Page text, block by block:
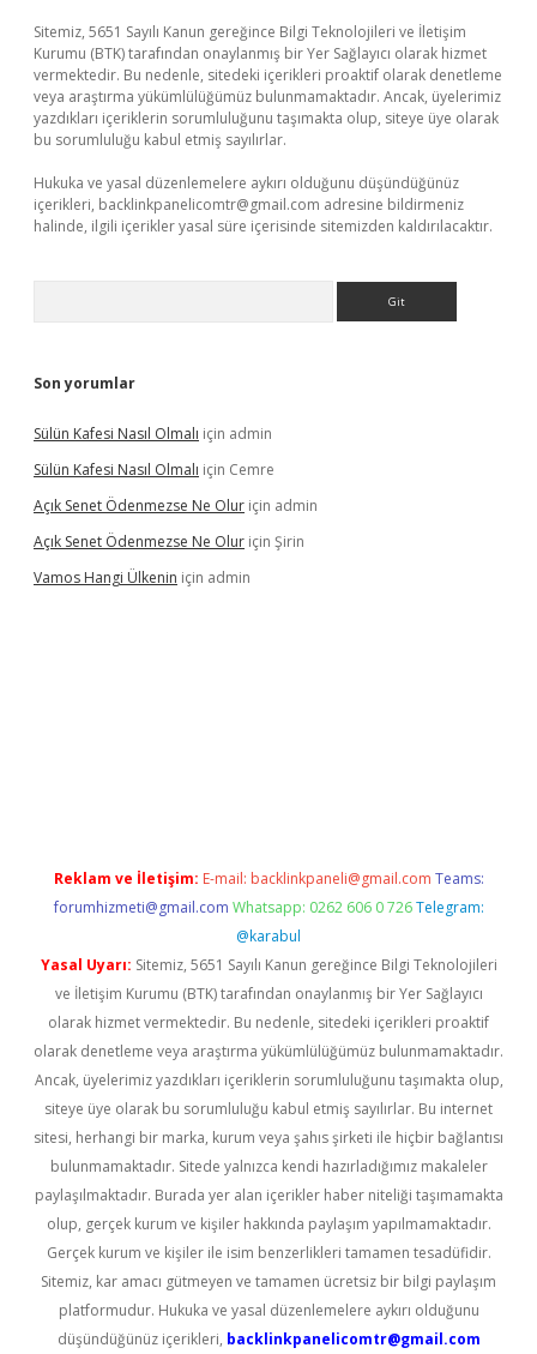
Sitemiz, 5651 Sayılı Kanun gereğince Bilgi Teknolojileri ve İletişim
Kurumu (BTK) tarafından onaylanmış bir Yer Sağlayıcı olarak hizmet
vermektedir. Bu nedenle, sitedeki içerikleri proaktif olarak denetleme
veya araştırma yükümlülüğümüz bulunmamaktadır. Ancak, üyelerimiz
yazdıkları içeriklerin sorumluluğunu taşımakta olup, siteye üye olarak
bu sorumluluğu kabul etmiş sayılırlar.
Hukuka ve yasal düzenlemelere aykırı olduğunu düşündüğünüz
içerikleri, backlinkpanelicomtr@gmail.com adresine bildirmeniz
halinde, ilgili içerikler yasal süre içerisinde sitemizden kaldırılacaktır.
Son yorumlar
Sülün Kafesi Nasıl Olmalı için admin
Sülün Kafesi Nasıl Olmalı için Cemre
Açık Senet Ödenmezse Ne Olur için admin
Açık Senet Ödenmezse Ne Olur için Şirin
Vamos Hangi Ülkenin için admin
Reklam ve İletişim: E-mail: backlinkpaneli@gmail.com Teams:
forumhizmeti@gmail.com Whatsapp: 0262 606 0 726 Telegram:
@karabul
Yasal Uyarı: Sitemiz, 5651 Sayılı Kanun gereğince Bilgi Teknolojileri
ve İletişim Kurumu (BTK) tarafından onaylanmış bir Yer Sağlayıcı
olarak hizmet vermektedir. Bu nedenle, sitedeki içerikleri proaktif
olarak denetleme veya araştırma yükümlülüğümüz bulunmamaktadır.
Ancak, üyelerimiz yazdıkları içeriklerin sorumluluğunu taşımakta olup,
siteye üye olarak bu sorumluluğu kabul etmiş sayılırlar. Bu internet
sitesi, herhangi bir marka, kurum veya şahıs şirketi ile hiçbir bağlantısı
bulunmamaktadır. Sitede yalnızca kendi hazırladığımız makaleler
paylaşılmaktadır. Burada yer alan içerikler haber niteliği taşımamakta
olup, gerçek kurum ve kişiler hakkında paylaşım yapılmamaktadır.
Gerçek kurum ve kişiler ile isim benzerlikleri tamamen tesadüfidir.
Sitemiz, kar amacı gütmeyen ve tamamen ücretsiz bir bilgi paylaşım
platformudur. Hukuka ve yasal düzenlemelere aykırı olduğunu
düşündüğünüz içerikleri, backlinkpanelicomtr@gmail.com